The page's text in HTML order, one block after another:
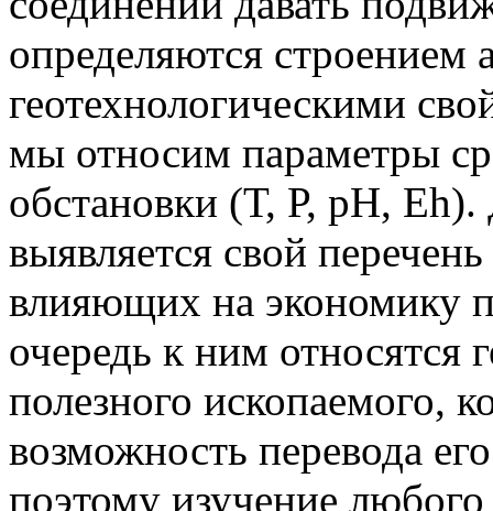
определяются
геотехнологическими
мы относим параметры
обстановки (Т, Р, рН,
выявляется свой
влияющих на экономику
очередь к ним относятся
полезного ископаемого,
возможность перевода
поэтому изучение